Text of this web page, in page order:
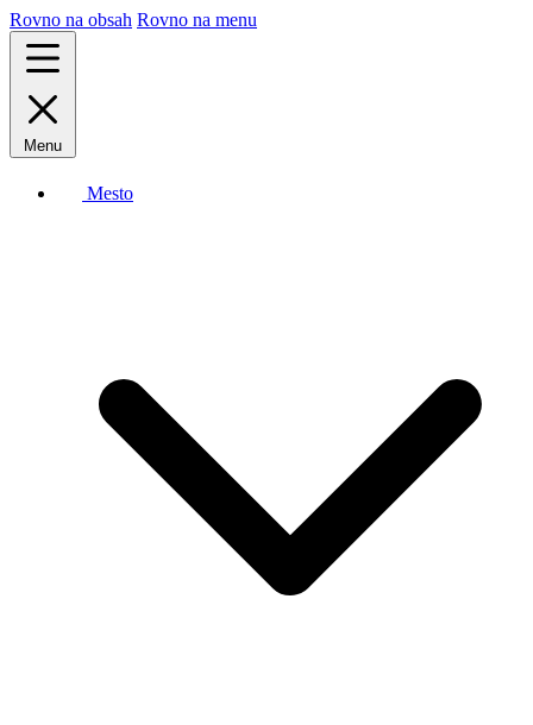
Rovno na obsah Rovno na menu
Menu
Mesto